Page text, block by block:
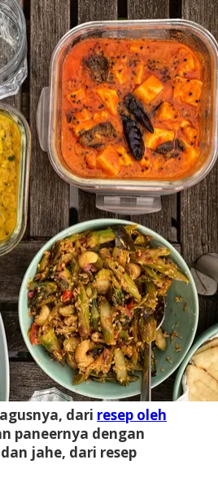
dari resep oleh
paneernya dengan
jahe, dari resep